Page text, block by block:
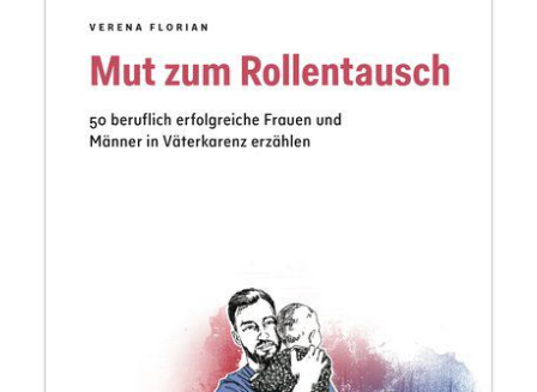
Zur Wunschliste hinzufügen
264 Seiten